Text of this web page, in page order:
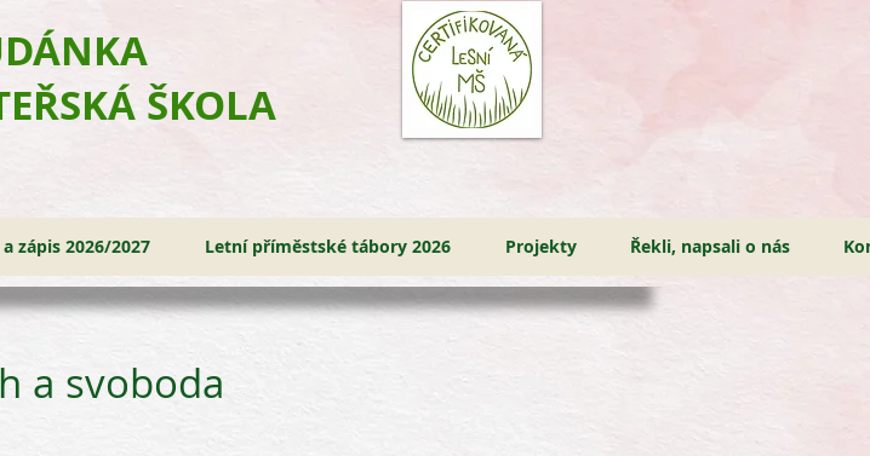
ŠKOLA
zápis 2026/2027 Letní příměstské tábory 2026 Projekty Řekli, napsali o nás
a svoboda